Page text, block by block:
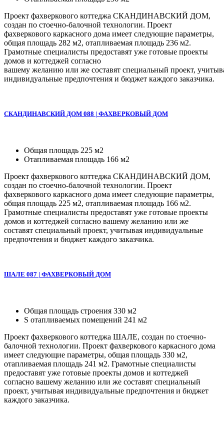
Проект фахверкового коттеджа СКАНДИНАВСКИЙ ДОМ,
создан по стоечно-балочной технологии. Проект
фахверкового каркасного дома имеет следующие параметры,
общая площадь 282 м2, отапливаемая площадь 236 м2.
Грамотные специалисты предоставят уже готовые проекты
домов и коттеджей согласно
вашему желанию или же составят специальный проект,
индивидуальные предпочтения и бюджет каждого заказчика.
СКАНДИНАВСКИЙ ДОМ 088 | ФАХВЕРКОВЫЙ ДОМ
Общая площадь 225 м2
Отапливаемая площадь 166 м2
Проект фахверкового коттеджа СКАНДИНАВСКИЙ ДОМ,
создан по стоечно-балочной технологии. Проект
фахверкового каркасного дома имеет следующие параметры,
общая площадь 225 м2, отапливаемая площадь 166 м2.
Грамотные специалисты предоставят уже готовые проекты
домов и коттеджей согласно вашему желанию или же
составят специальный проект, учитывая индивидуальные
предпочтения и бюджет каждого заказчика.
ШАЛЕ 087 | ФАХВЕРКОВЫЙ ДОМ
Общая площадь строения 330 м2
S отапливаемых помещений 241 м2
Проект фахверкового коттеджа ШАЛЕ, создан по стоечно-
балочной технологии. Проект фахверкового каркасного дома
имеет следующие параметры, общая площадь 330 м2,
отапливаемая площадь 241 м2. Грамотные специалисты
предоставят уже готовые проекты домов и коттеджей
согласно вашему желанию или же составят специальный
проект, учитывая индивидуальные предпочтения и бюджет
каждого заказчика.